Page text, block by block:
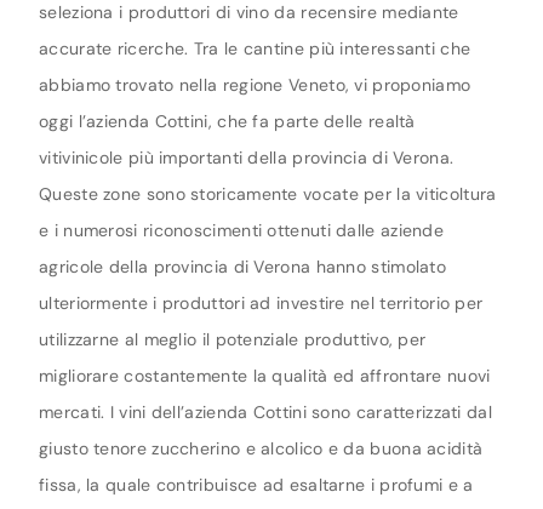
seleziona i produttori di vino da recensire mediante
accurate ricerche. Tra le cantine più interessanti che
abbiamo trovato nella regione Veneto, vi proponiamo
oggi l’azienda Cottini, che fa parte delle realtà
vitivinicole più importanti della provincia di Verona.
Queste zone sono storicamente vocate per la viticoltura
e i numerosi riconoscimenti ottenuti dalle aziende
agricole della provincia di Verona hanno stimolato
ulteriormente i produttori ad investire nel territorio per
utilizzarne al meglio il potenziale produttivo, per
migliorare costantemente la qualità ed affrontare nuovi
mercati. I vini dell’azienda Cottini sono caratterizzati dal
giusto tenore zuccherino e alcolico e da buona acidità
fissa, la quale contribuisce ad esaltarne i profumi e a